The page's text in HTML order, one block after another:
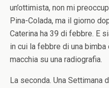
un’ottimista, non mi
Pina-Colada, ma il giorno
Caterina ha 39 di febbre. E
in cui la febbre di una
macchia su una radiografia.
La seconda. Una Settimana